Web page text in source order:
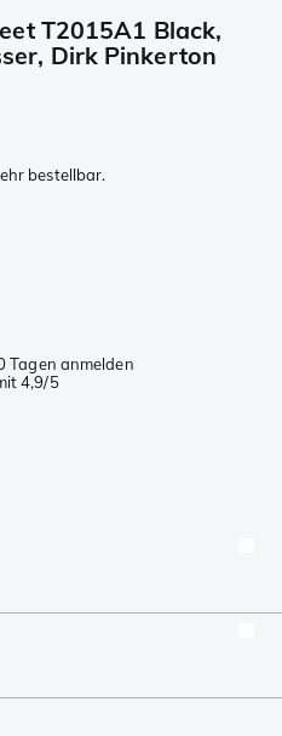
T2015A1 Black,
Dirk Pinkerton
bestellbar.
Tagen anmelden
4,9/5